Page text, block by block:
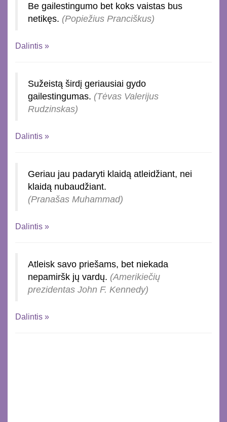
Be gailestingumo bet koks vaistas bus
netikęs. (Popiežius Pranciškus)
Dalintis »
Sužeistą širdį geriausiai gydo
gailestingumas. (Tėvas Valerijus
Rudzinskas)
Dalintis »
Geriau jau padaryti klaidą atleidžiant, nei
klaidą nubaudžiant.
(Pranašas Muhammad)
Dalintis »
Atleisk savo priešams, bet niekada
nepamiršk jų vardų. (Amerikiečių
prezidentas John F. Kennedy)
Dalintis »